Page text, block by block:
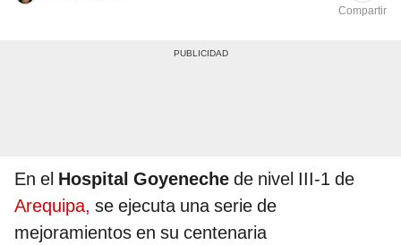
Compartir
En el Hospital Goyeneche de nivel III-1 de
Arequipa, se ejecuta una serie de
mejoramientos en su centenaria